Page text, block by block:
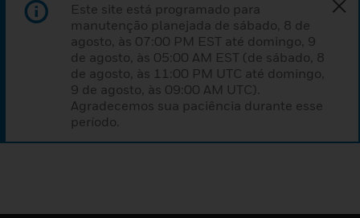
Este site está programado para
manutenção planejada de sábado, 8 de
agosto, às 07:00 PM EST até domingo, 9
de agosto, às 05:00 AM EST (de sábado, 8
de agosto, às 11:00 PM UTC até domingo,
9 de agosto, às 09:00 AM UTC).
Agradecemos sua paciência durante esse
período.